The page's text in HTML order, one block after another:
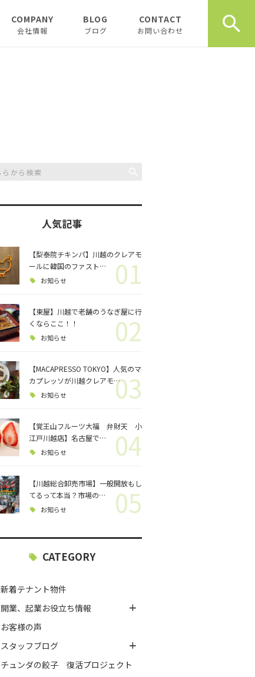
COMPANY
会社情報
BLOG
ブログ
チュンダの餃子 復活プ
ロジェクト
CONTACT
お問い合わせ
人気記事
【梨泰院チキンパ】川越のクレアモ
ールに韓国のファスト…
お知らせ 01
【東屋】川越で老舗のうなぎ屋に行
くならここ！！
お知らせ 02
【MACAPRESSO TOKYO】人気のマ
カプレッソが川越クレアモ…
お知らせ 03
【覚王山フルーツ大福 弁財天 小
江戸川越店】名古屋で…
お知らせ 04
【川越総合卸売市場】一般開放もし
てるって本当？市場の…
お知らせ 05
CATEGORY
新着テナント物件
開業、起業お役立ち情報
お客様の声
スタッフブログ
チュンダの餃子 復活プロジェクト